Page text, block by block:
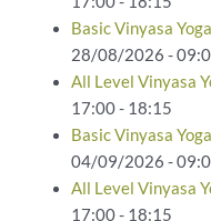
Basic Vinyasa
28/08/2026 -
All Level Vinyasa
17:00 - 18:15
Basic Vinyasa
04/09/2026 -
All Level Vinyasa
17:00 - 18:15